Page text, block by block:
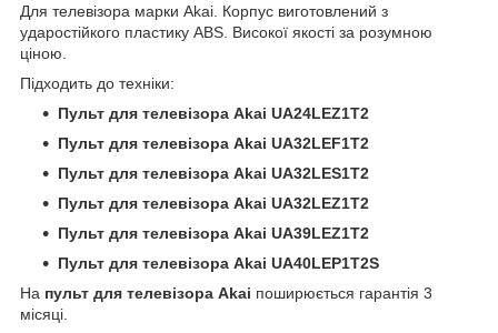
Для телевізора марки Akai. Корпус виготовлений з
ударостійкого пластику ABS. Високої якості за розумною
ціною.
Підходить до техніки:
Пульт для телевізора Akai UA24LEZ1T2
Пульт для телевізора Akai UA32LEF1T2
Пульт для телевізора Akai UA32LES1T2
Пульт для телевізора Akai UA32LEZ1T2
Пульт для телевізора Akai UA39LEZ1T2
Пульт для телевізора Akai UA40LEP1T2S
На пульт для телевізора Akai поширюється гарантія 3
місяці.